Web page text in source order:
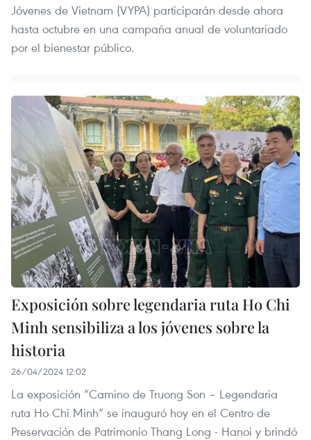
Jóvenes de Vietnam (VYPA) participarán desde ahora
hasta octubre en una campaña anual de voluntariado
por el bienestar público.
Exposición sobre legendaria ruta Ho Chi
Minh sensibiliza a los jóvenes sobre la
historia
26/04/2024 12:02
La exposición “Camino de Truong Son – Legendaria
ruta Ho Chi Minh” se inauguró hoy en el Centro de
Preservación de Patrimonio Thang Long - Hanoi y brindó